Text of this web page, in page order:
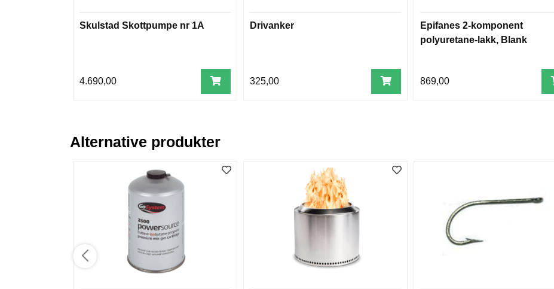
Skulstad Skottpumpe nr 1A
4.690,00
Drivanker
325,00
Epifanes 2-komponent
polyuretane-lakk, Blank
869,00
Alternative produkter